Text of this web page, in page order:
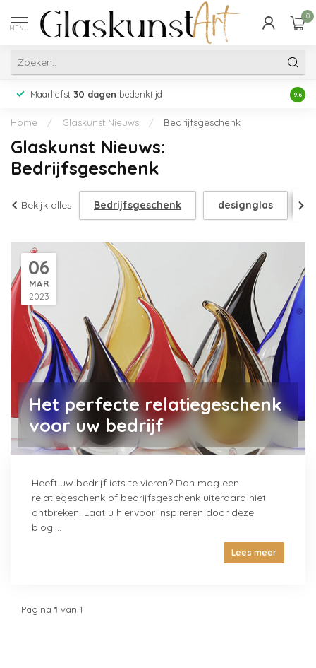
MENU
0
Maarliefst 30 dagen bedenktijd 9.6
Home / Glaskunst Nieuws / Bedrijfsgeschenk
Glaskunst Nieuws:
Bedrijfsgeschenk
Bekijk alles Bedrijfsgeschenk designglas
06
MAR
2023
Het perfecte relatiegeschenk
voor uw bedrijf
Heeft uw bedrijf iets te vieren? Dan mag een
relatiegeschenk of bedrijfsgeschenk uiteraard niet
ontbreken! Laat u hiervoor inspireren door deze
blog....
Lees meer
Pagina 1 van 1